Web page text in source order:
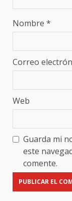
Nombre *
Correo
Web
Guarda mi
este
comente.